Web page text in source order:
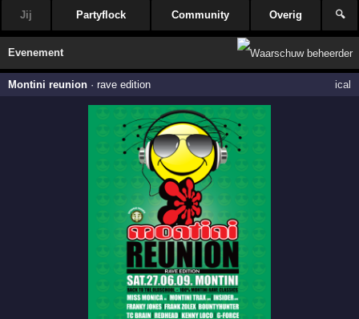
Jij Partyflock Community Overig 🔍
Evenement
Montini reunion ·rave edition ical